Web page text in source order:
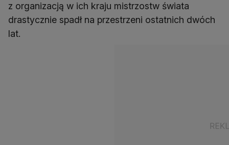
z organizacją w ich kraju mistrzostw świata
drastycznie spadł na przestrzeni ostatnich dwóch
lat.